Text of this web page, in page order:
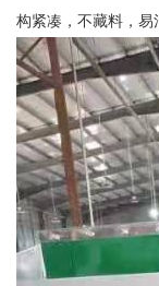
构紧凑，不藏料，易